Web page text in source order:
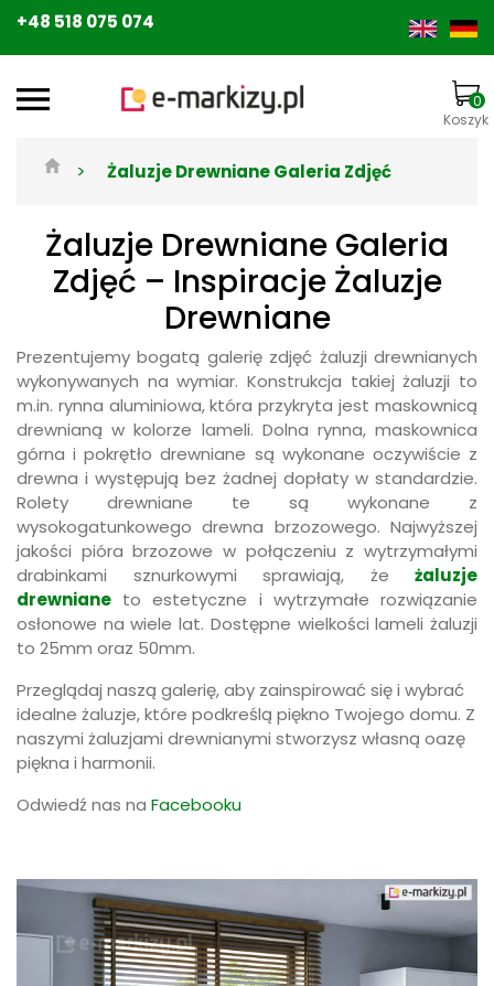
+48 518 075 074
0
Koszyk
> Żaluzje Drewniane Galeria Zdjęć
Żaluzje Drewniane Galeria
Zdjęć – Inspiracje Żaluzje
Drewniane
Prezentujemy bogatą galerię zdjęć żaluzji drewnianych
wykonywanych na wymiar. Konstrukcja takiej żaluzji to
m.in. rynna aluminiowa, która przykryta jest maskownicą
drewnianą w kolorze lameli. Dolna rynna, maskownica
górna i pokrętło drewniane są wykonane oczywiście z
drewna i występują bez żadnej dopłaty w standardzie.
Rolety drewniane te są wykonane z
wysokogatunkowego drewna brzozowego. Najwyższej
jakości pióra brzozowe w połączeniu z wytrzymałymi
drabinkami sznurkowymi sprawiają, że żaluzje
drewniane to estetyczne i wytrzymałe rozwiązanie
osłonowe na wiele lat. Dostępne wielkości lameli żaluzji
to 25mm oraz 50mm.
Przeglądaj naszą galerię, aby zainspirować się i wybrać
idealne żaluzje, które podkreślą piękno Twojego domu. Z
naszymi żaluzjami drewnianymi stworzysz własną oazę
piękna i harmonii.
Odwiedź nas na Facebooku